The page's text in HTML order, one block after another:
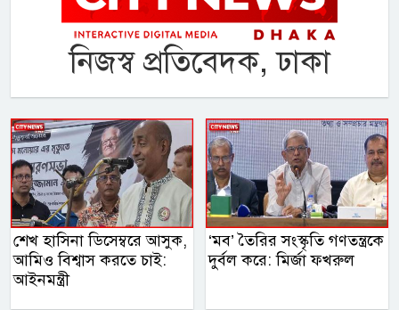
নিজস্ব প্রতিবেদক, ঢাকা
শেখ হাসিনা ডিসেম্বরে আসুক,
আমিও বিশ্বাস করতে চাই:
আইনমন্ত্রী
‘মব’ তৈরির সংস্কৃতি গণতন্ত্রকে
দুর্বল করে: মির্জা ফখরুল